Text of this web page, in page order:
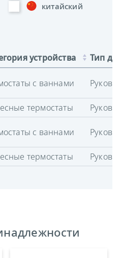
китайский
устройства
Тип
с ваннами
термостаты
с ваннами
термостаты